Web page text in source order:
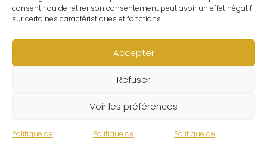
consentir ou de retirer son consentement peut avoir un effet négatif
sur certaines caractéristiques et fonctions.
Accepter
Refuser
Voir les préférences
Politique de Politique de Politique de
CONTACT
Un problème ? Une question ? Le Refuge du Sorcier™ est
à votre disposition 7j/7 et 24h/24.
Notre règle d’or ? Un client 100% satisfait.
© Le Refuge du Sorcier™